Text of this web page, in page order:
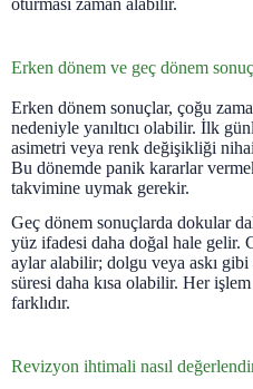
oturması zaman alabilir.
Erken dönem ve geç dönem
Erken dönem sonuçlar, çoğu
nedeniyle yanıltıcı olabilir. İlk
asimetri veya renk değişikliği
Bu dönemde panik kararlar
takvimine uymak gerekir.
Geç dönem sonuçlarda dokular
yüz ifadesi daha doğal hale gelir.
aylar alabilir; dolgu veya askı
süresi daha kısa olabilir. Her
farklıdır.
Revizyon ihtimali nasıl